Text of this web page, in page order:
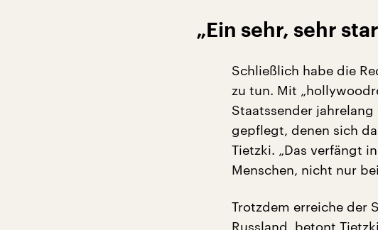
„Ein sehr, sehr
Schließlich habe die
zu tun. Mit
Staatssender
gepflegt, denen sich
Tietzki. „Das verfängt
Menschen, nicht nur
Trotzdem erreiche der
Russland, betont